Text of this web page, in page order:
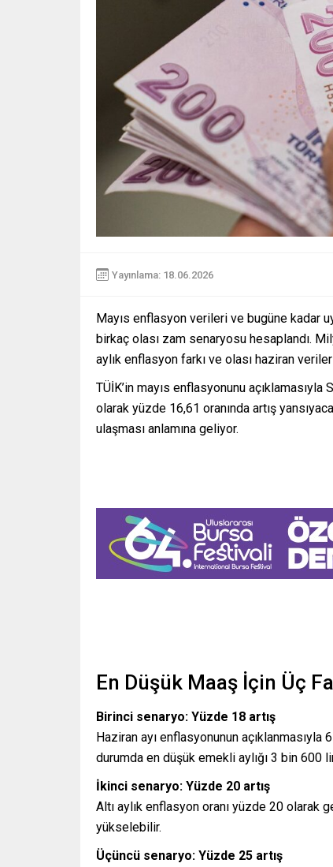
Yayınlama: 18.06.2026
Mayıs enflasyon verileri ve bugüne kadar
birkaç olası zam senaryosu hesaplandı.
aylık enflasyon farkı ve olası haziran
TÜİK’in mayıs enflasyonunu
olarak yüzde 16,61 oranında artış
ulaşması anlamına geliyor.
En Düşük Maaş İçin Üç
Birinci senaryo: Yüzde 18 artış
Haziran ayı enflasyonunun açıklanmasıyla
durumda en düşük emekli aylığı 3 bin 600
İkinci senaryo: Yüzde 20 artış
Altı aylık enflasyon oranı yüzde 20 olarak
yükselebilir.
Üçüncü senaryo: Yüzde 25 artış